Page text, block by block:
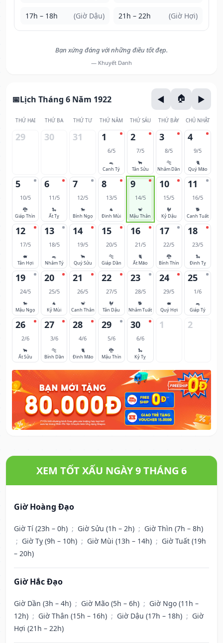
17h – 18h (Giờ Dậu) 21h – 22h (Giờ Hợi)
Bạn xứng đáng với những điều tốt đẹp.
— Khuyết Danh
Lịch Tháng 6 Năm 1922
THỨ HAI THỨ BA THỨ TƯ THỨ NĂM THỨ SÁU THỨ BẢY CHỦ NHẬT
29 30 31 1
6/5
🐀
Canh Tý
2
7/5
🐂
Tân Sửu
3
8/5
🐅
Nhâm Dần
4
9/5
🐈
Quý Mão
5
10/5
🐉
Giáp Thìn
6
11/5
🐍
Ất Tỵ
7
12/5
🐎
Bính Ngọ
8
13/5
🐐
Đinh Mùi
9
14/5
🐒
Mậu Thân
10
15/5
🐓
Kỷ Dậu
11
16/5
🐕
Canh Tuất
12
17/5
🐖
Tân Hợi
13
18/5
🐀
Nhâm Tý
14
19/5
🐂
Quý Sửu
15
20/5
🐅
Giáp Dần
16
21/5
🐈
Ất Mão
17
22/5
🐉
Bính Thìn
18
23/5
🐍
Đinh Tỵ
19
24/5
🐎
Mậu Ngọ
20
25/5
🐐
Kỷ Mùi
21
26/5
🐒
Canh Thân
22
27/5
🐓
Tân Dậu
23
28/5
🐕
Nhâm Tuất
24
29/5
🐖
Quý Hợi
25
1/6
🐀
Giáp Tý
26
2/6
🐂
Ất Sửu
27
3/6
🐅
Bính Dần
28
4/6
🐈
Đinh Mão
29
5/6
🐉
Mậu Thìn
30
6/6
🐍
Kỷ Tỵ
1 2
XEM TỐT XẤU NGÀY 9 THÁNG 6
Giờ Hoàng Đạo
Giờ Tí (23h – 0h) ; Giờ Sửu (1h – 2h) ; Giờ Thìn (7h – 8h)
; Giờ Tỵ (9h – 10h) ; Giờ Mùi (13h – 14h) ; Giờ Tuất (19h
– 20h)
Giờ Hắc Đạo
Giờ Dần (3h – 4h) ; Giờ Mão (5h – 6h) ; Giờ Ngọ (11h –
12h) ; Giờ Thân (15h – 16h) ; Giờ Dậu (17h – 18h) ; Giờ
Hợi (21h – 22h)